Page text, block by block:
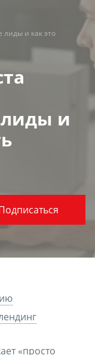
лиды и как это
и
«просто